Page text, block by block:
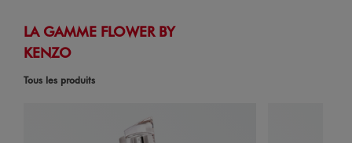
LA GAMME FLOWER BY
KENZO
Tous les produits